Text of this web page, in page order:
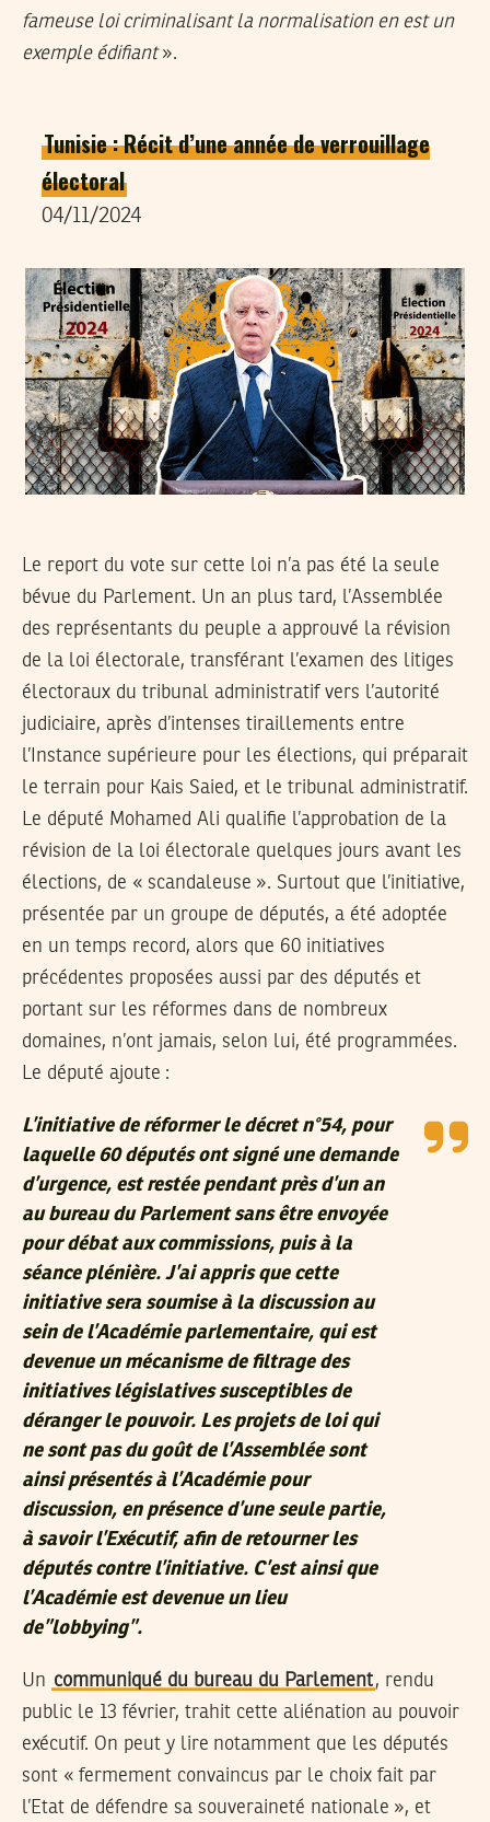
fameuse loi criminalisant la normalisation en est un
exemple édifiant».
Tunisie : Récit d’une année de verrouillage
électoral
04/11/2024
Le report du vote sur cette loi n’a pas été la seule
bévue du Parlement. Un an plus tard, l’Assemblée
des représentants du peuple a approuvé la révision
de la loi électorale, transférant l’examen des litiges
électoraux du tribunal administratif vers l’autorité
judiciaire, après d’intenses tiraillements entre
l’Instance supérieure pour les élections, qui préparait
le terrain pour Kais Saied, et le tribunal administratif.
Le député Mohamed Ali qualifie l’approbation de la
révision de la loi électorale quelques jours avant les
élections, de « scandaleuse ». Surtout que l’initiative,
présentée par un groupe de députés, a été adoptée
en un temps record, alors que 60 initiatives
précédentes proposées aussi par des députés et
portant sur les réformes dans de nombreux
domaines, n’ont jamais, selon lui, été programmées.
Le député ajoute :
L’initiative de réformer le décret n°54, pour
laquelle 60 députés ont signé une demande
d’urgence, est restée pendant près d’un an
au bureau du Parlement sans être envoyée
pour débat aux commissions, puis à la
séance plénière. J’ai appris que cette
initiative sera soumise à la discussion au
sein de l’Académie parlementaire, qui est
devenue un mécanisme de filtrage des
initiatives législatives susceptibles de
déranger le pouvoir. Les projets de loi qui
ne sont pas du goût de l’Assemblée sont
ainsi présentés à l’Académie pour
discussion, en présence d’une seule partie,
à savoir l’Exécutif, afin de retourner les
députés contre l’initiative. C’est ainsi que
l’Académie est devenue un lieu
de”lobbying”.
Un communiqué du bureau du Parlement, rendu
public le 13 février, trahit cette aliénation au pouvoir
exécutif. On peut y lire notamment que les députés
sont « fermement convaincus par le choix fait par
l’Etat de défendre sa souveraineté nationale », et